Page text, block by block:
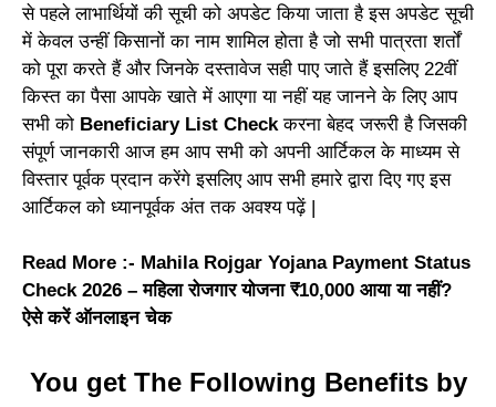
से पहले लाभार्थियों की सूची को अपडेट किया जाता है इस अपडेट सूची
में केवल उन्हीं किसानों का नाम शामिल होता है जो सभी पात्रता शर्तों
को पूरा करते हैं और जिनके दस्तावेज सही पाए जाते हैं इसलिए 22वीं
किस्त का पैसा आपके खाते में आएगा या नहीं यह जानने के लिए आप
सभी को Beneficiary List Check करना बेहद जरूरी है जिसकी
संपूर्ण जानकारी आज हम आप सभी को अपनी आर्टिकल के माध्यम से
विस्तार पूर्वक प्रदान करेंगे इसलिए आप सभी हमारे द्वारा दिए गए इस
आर्टिकल को ध्यानपूर्वक अंत तक अवश्य पढ़ें |
Read More :- Mahila Rojgar Yojana Payment Status
Check 2026 – महिला रोजगार योजना ₹10,000 आया या नहीं?
ऐसे करें ऑनलाइन चेक
You get The Following Benefits by